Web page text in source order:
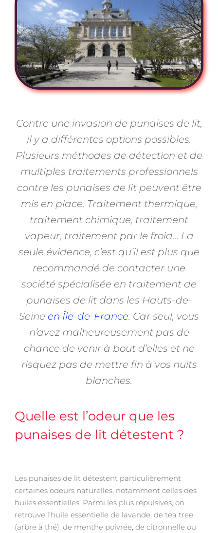
Contre une invasion de punaises de lit,
il y a différentes options possibles.
Plusieurs méthodes de détection et de
multiples traitements professionnels
contre les punaises de lit peuvent être
mis en place. Traitement thermique,
traitement chimique, traitement
vapeur, traitement par le froid… La
seule évidence, c’est qu’il est plus que
recommandé de contacter une
société spécialisée en traitement de
punaises de lit dans les Hauts-de-
Seine en Île-de-France. Car seul, vous
n’avez malheureusement pas de
chance de venir à bout d’elles et ne
risquez pas de mettre fin à vos nuits
blanches.
Quelle est l’odeur que les
punaises de lit détestent ?
Les punaises de lit détestent particulièrement
certaines odeurs naturelles, notamment celles des
huiles essentielles. Parmi les plus répulsives, on
retrouve l’huile essentielle de lavande, de tea tree
(arbre à thé), de menthe poivrée, de citronnelle ou